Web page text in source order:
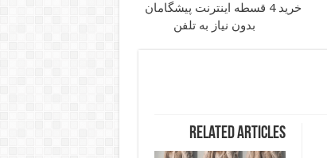
خرید 4 قسطه اینترنت پیشگامان
بدون نیاز به تلفن
Related Articles